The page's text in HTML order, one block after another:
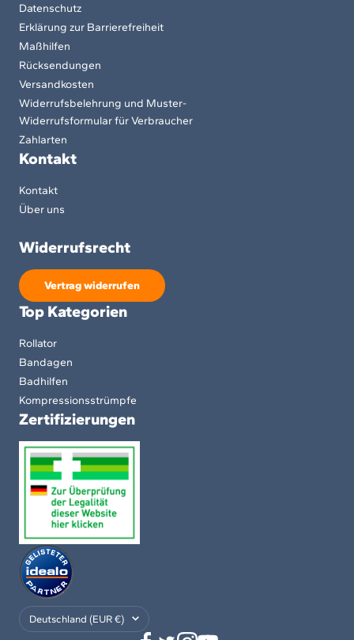
Datenschutz
Erklärung zur Barrierefreiheit
Maßhilfen
Rücksendungen
Versandkosten
Widerrufsbelehrung und Muster-
Widerrufsformular für Verbraucher
Zahlarten
Kontakt
Kontakt
Über uns
Widerrufsrecht
Vertrag widerrufen
Top Kategorien
Rollator
Bandagen
Badhilfen
Kompressionsstrümpfe
Zertifizierungen
Land/Region
Deutschland (EUR €)